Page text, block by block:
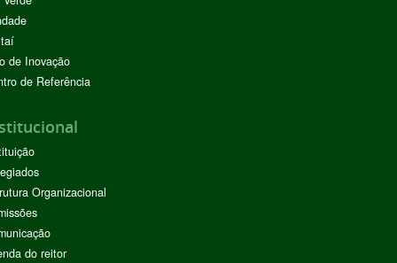
de Inovação
de Referência
Organizacional
do reitor